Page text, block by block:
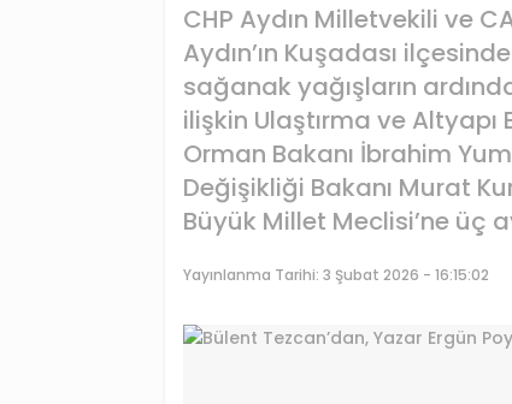
CHP Aydın Milletvekili ve
Aydın’ın Kuşadası
sağanak yağışların
ilişkin Ulaştırma ve
Orman Bakanı İbrahim
Değişikliği Bakanı Murat
Büyük Millet Meclisi’ne üç
Yayınlanma Tarihi: 3 Şubat 2026 - 16:15:02